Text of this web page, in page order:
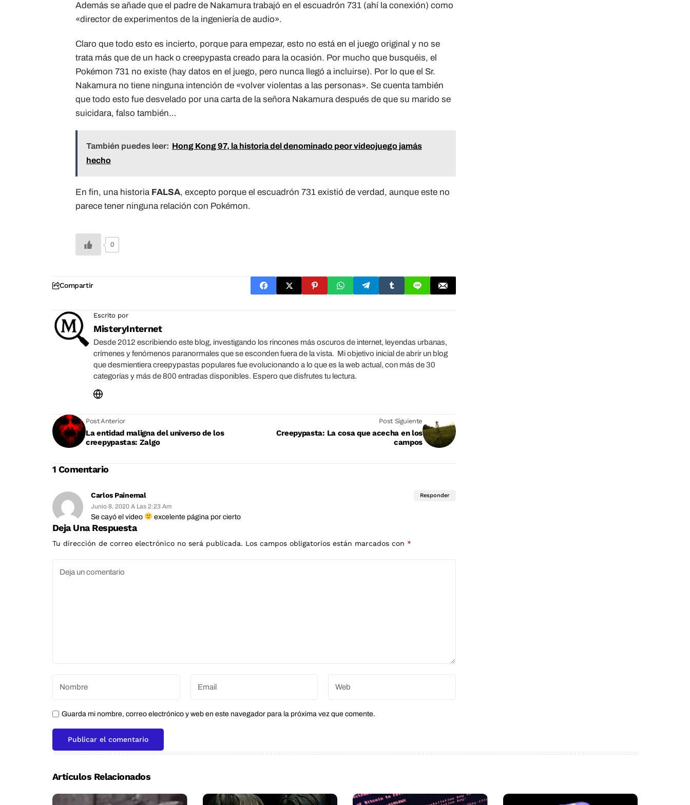
Además se añade que el padre de Nakamura trabajó en el escuadrón 731 (ahí la conexión) como
«director de experimentos de la ingeniería de audio».
Claro que todo esto es incierto, porque para empezar, esto no está en el juego original y no se
trata más que de un hack o creepypasta creado para la ocasión. Por mucho que busquéis, el
Pokémon 731 no existe (hay datos en el juego, pero nunca llegó a incluirse). Por lo que el Sr.
Nakamura no tiene ninguna intención de «volver violentas a las personas». Se cuenta también
que todo esto fue desvelado por una carta de la señora Nakamura después de que su marido se
suicidara, falso también…
También puedes leer: Hong Kong 97, la historia del denominado peor videojuego jamás
hecho
En fin, una historia FALSA, excepto porque el escuadrón 731 existió de verdad, aunque este no
parece tener ninguna relación con Pokémon.
0
Compartir
Escrito por
MisteryInternet
Desde 2012 escribiendo este blog, investigando los rincones más oscuros de internet, leyendas urbanas,
crímenes y fenómenos paranormales que se esconden fuera de la vista. Mi objetivo inicial de abrir un blog
que desmientiera creepypastas populares fue evolucionando a lo que es la web actual, con más de 30
categorías y más de 800 entradas disponibles. Espero que disfrutes tu lectura.
Post Anterior
La entidad maligna del universo de los
creepypastas: Zalgo
Post Siguiente
Creepypasta: La cosa que acecha en los
campos
1 Comentario
Carlos Painemal
Junio 8, 2020 A Las 2:23 Am
Se cayó el video excelente página por cierto
Responder
Deja Una Respuesta
Tu dirección de correo electrónico no será publicada. Los campos obligatorios están marcados con *
Guarda mi nombre, correo electrónico y web en este navegador para la próxima vez que comente.
Artículos Relacionados